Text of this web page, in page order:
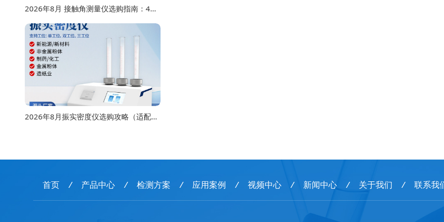
2026年8月 接触角测量仪选购指南：4款主流型号对比
2026年8月振实密度仪选购攻略（适配多行业检测场景）
首页 / 产品中心 / 检测方案 / 应用案例 / 视频中心 / 新闻中心 / 关于我们 / 联系我